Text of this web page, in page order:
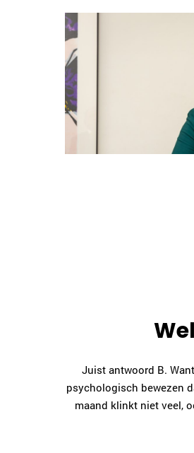
Juist antwoord B.
psychologisch bewezen
maand klinkt niet veel,